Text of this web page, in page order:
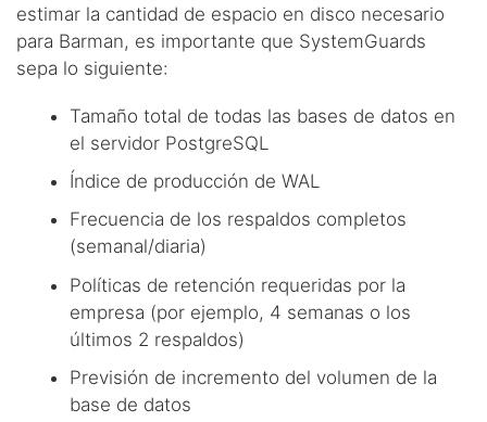
estimar la cantidad de espacio en disco necesario
para Barman, es importante que SystemGuards
sepa lo siguiente:
Tamaño total de todas las bases de datos en
el servidor PostgreSQL
Índice de producción de WAL
Frecuencia de los respaldos completos
(semanal/diaria)
Políticas de retención requeridas por la
empresa (por ejemplo, 4 semanas o los
últimos 2 respaldos)
Previsión de incremento del volumen de la
base de datos